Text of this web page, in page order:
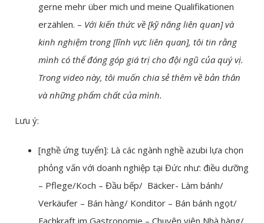
gerne mehr über mich und meine Qualifikationen
erzählen. – Với kiến thức về [kỹ năng liên quan] và
kinh nghiệm trong [lĩnh vực liên quan], tôi tin rằng
mình có thể đóng góp giá trị cho đội ngũ của quý vị.
Trong video này, tôi muốn chia sẻ thêm về bản thân
và những phẩm chất của mình.
Lưu ý:
[nghề ứng tuyển]: Là các ngành nghề azubi lựa chọn
phỏng vấn với doanh nghiệp tại Đức như: điều dưỡng
– Pflege/Koch – Đầu bếp/ Bäcker- Làm bánh/
Verkäufer – Bán hàng/ Konditor – Bán bánh ngọt/
Fachkraft im Gastronomie – Chuyên viên Nhà hàng/